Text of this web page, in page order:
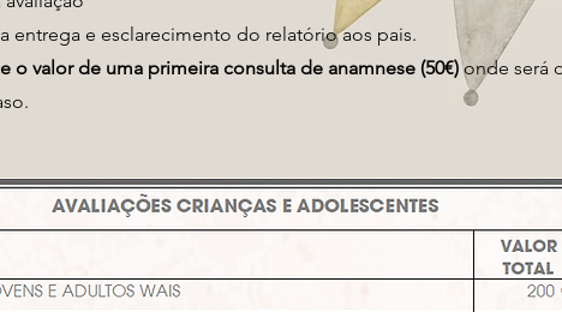
entrega e esclarecimento do relatório aos pais.
o valor de uma primeira consulta de anamnese (50€)onde será